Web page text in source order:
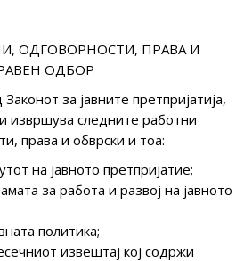
ОДГОВОРНОСТИ, ПРАВА И
ОДБОР
за јавните претпријатија,
извршува следните работни
права и обврски и тоа:
на јавното претпријатие;
за работа и развој на јавното
политика;
извештај кој содржи